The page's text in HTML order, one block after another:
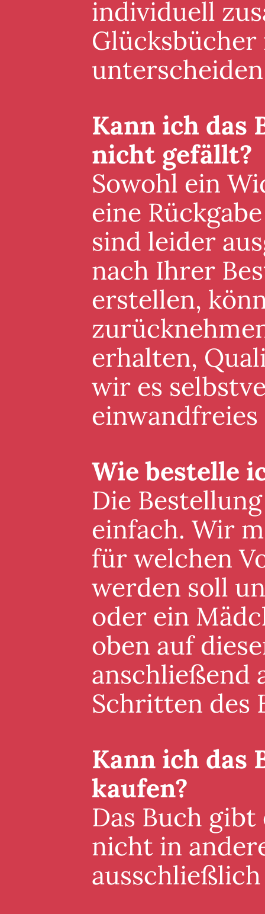
individuell
Kann ich das
nicht gefällt?
Sowohl ein
eine
sind leider
nach Ihrer
erstellen,
erhalten,
wir es
Wie bestelle
Die
einfach. Wir
für welchen
werden soll
oder ein
oben auf
anschließend
Schritten des
Kann ich das
kaufen?
Das Buch
nicht in